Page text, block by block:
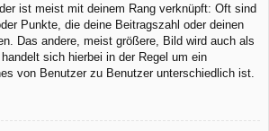
ist meist mit deinem Rang verknüpft: Oft sind
Punkte, die deine Beitragszahl oder deinen
Das andere, meist größere, Bild wird auch als
handelt sich hierbei in der Regel um ein
von Benutzer zu Benutzer unterschiedlich ist.